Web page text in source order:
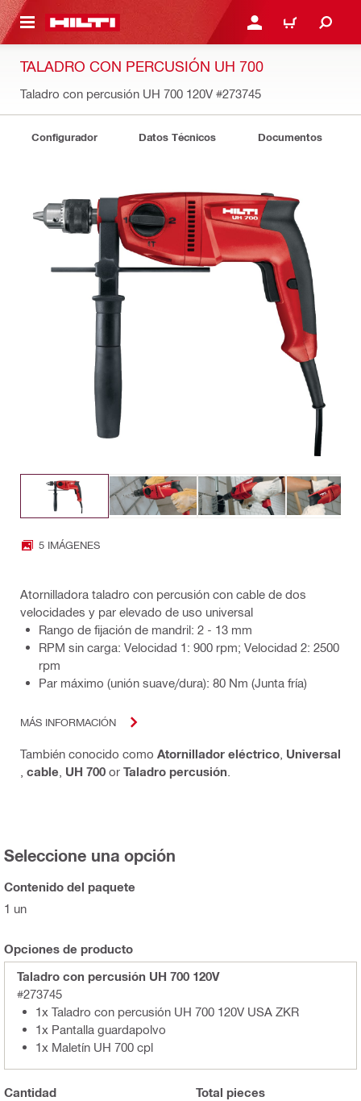
PRINCIPAL INICIE SESIÓN O
CARRITO
TALADRO CON PERCUSIÓN UH 700
Taladro con percusión UH 700 120V #273745
Configurador Datos Técnicos Documentos
5 IMÁGENES
Atornilladora taladro con percusión con cable de dos
velocidades y par elevado de uso universal
Rango de fijación de mandril: 2 - 13 mm
RPM sin carga: Velocidad 1: 900 rpm; Velocidad 2: 2500
rpm
Par máximo (unión suave/dura): 80 Nm (Junta fría)
MÁS INFORMACIÓN
También conocido como Atornillador eléctrico Universal
cable UH 700 or Taladro percusión
Seleccione una opción
Contenido del paquete
1 un
Opciones de producto
Taladro con percusión UH 700 120V
#273745
1x Taladro con percusión UH 700 120V USA ZKR
1x Pantalla guardapolvo
1x Maletín UH 700 cpl
Cantidad Total pieces